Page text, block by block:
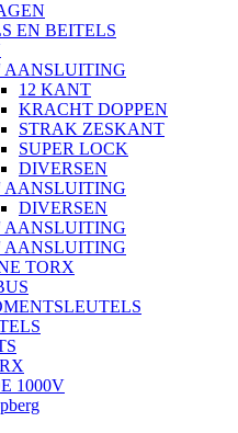
EN BEITELS
AANSLUITING
12 KANT
KRACHT DOPPEN
STRAK ZESKANT
SUPER LOCK
DIVERSEN
AANSLUITING
DIVERSEN
AANSLUITING
AANSLUITING
TORX
1000V